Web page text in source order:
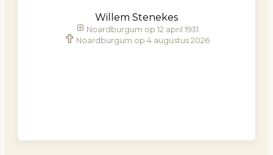
Willem Stenekes
Noardburgum op 12 april 1931
Noardburgum op 4 augustus 2026